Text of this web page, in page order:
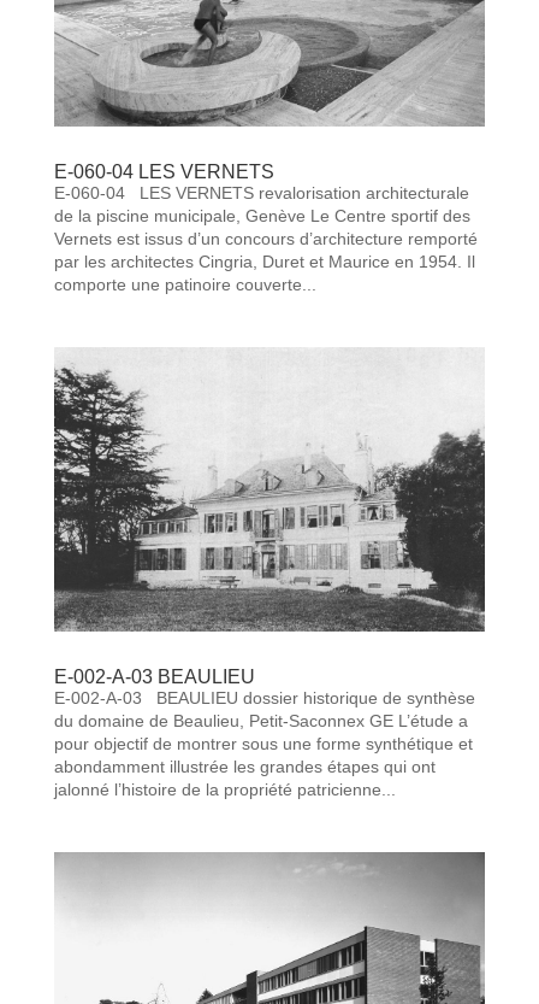
E-060-04 LES VERNETS
E-060-04 LES VERNETS revalorisation architecturale
de la piscine municipale, Genève Le Centre sportif des
Vernets est issus d’un concours d’architecture remporté
par les architectes Cingria, Duret et Maurice en 1954. Il
comporte une patinoire couverte...
E-002-A-03 BEAULIEU
E-002-A-03 BEAULIEU dossier historique de synthèse
du domaine de Beaulieu, Petit-Saconnex GE L’étude a
pour objectif de montrer sous une forme synthétique et
abondamment illustrée les grandes étapes qui ont
jalonné l’histoire de la propriété patricienne...